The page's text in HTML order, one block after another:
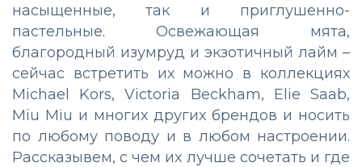
насыщенные, так и приглушенно-
пастельные. Освежающая мята,
благородный изумруд и экзотичный лайм –
сейчас встретить их можно в коллекциях
Michael Kors, Victoria Beckham, Elie Saab,
Miu Miu и многих других брендов и носить
по любому поводу и в любом настроении.
Рассказывем, с чем их лучше сочетать и где